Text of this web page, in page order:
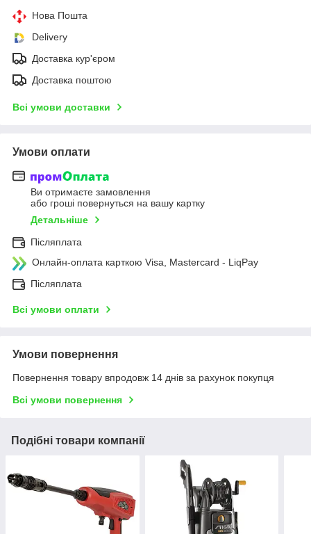
Нова Пошта
Delivery
Доставка кур'єром
Доставка поштою
Всі умови доставки
Умови оплати
Ви отримаєте замовлення
або гроші повернуться на вашу картку
Детальніше
Післяплата
Онлайн-оплата карткою Visa, Mastercard - LiqPay
Післяплата
Всі умови оплати
Умови повернення
Повернення товару впродовж 14 днів за рахунок покупця
Всі умови повернення
Подібні товари компанії